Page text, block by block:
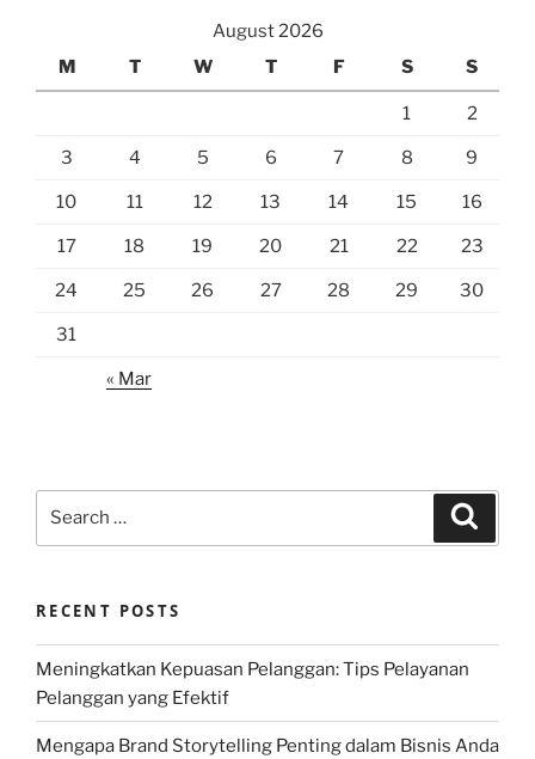
August 2026
M
T W T F S S
1 2
3 4 5 6 7 8 9
10 11 12 13 14 15 16
17 18 19 20 21 22 23
24 25 26 27 28 29 30
31
« Mar
RECENT POSTS
Meningkatkan Kepuasan Pelanggan: Tips Pelayanan
Pelanggan yang Efektif
Mengapa Brand Storytelling Penting dalam Bisnis Anda